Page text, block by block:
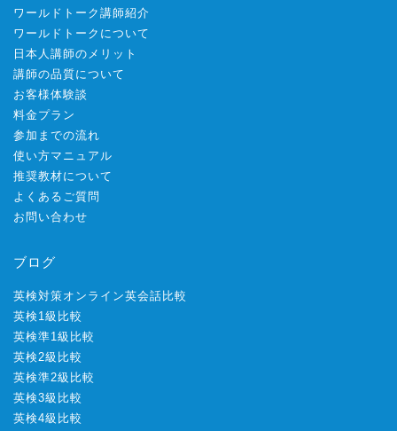
ワールドトーク講師紹介
ワールドトークについて
日本人講師のメリット
講師の品質について
お客様体験談
料金プラン
参加までの流れ
使い方マニュアル
推奨教材について
よくあるご質問
お問い合わせ
ブログ
英検対策オンライン英会話比較
英検1級比較
英検準1級比較
英検2級比較
英検準2級比較
英検3級比較
英検4級比較